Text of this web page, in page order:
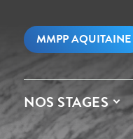
MMPP AQUITAINE
NOS STAGES